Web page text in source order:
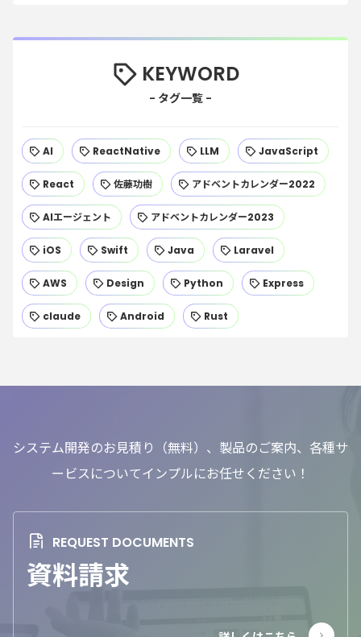
KEYWORD
AI ReactNative LLM JavaScript
React 佐藤功樹 アドベントカレンダー2022
AIエージェント アドベントカレンダー2023
iOS Swift Java Laravel
AWS Design Python Express
claude Android Rust
システム開発のお見積り（無料）、製品のご案内、各種サ
ービスについてインプルにお任せください！
資料請求